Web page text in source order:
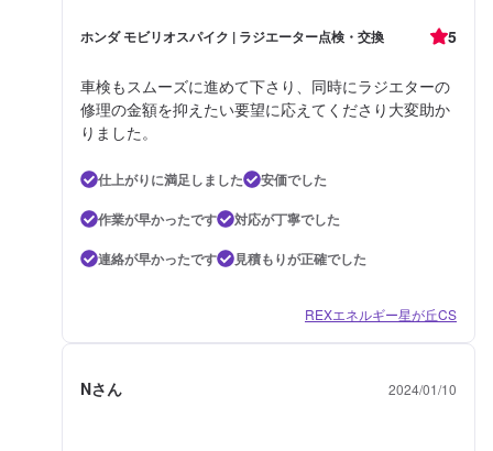
ホンダ モビリオスパイク | ラジエーター点検・交換 5
車検もスムーズに進めて下さり、同時にラジエターの
修理の金額を抑えたい要望に応えてくださり大変助か
りました。
仕上がりに満足しました
安価でした
作業が早かったです
対応が丁寧でした
連絡が早かったです
見積もりが正確でした
REXエネルギー星が丘CS
Nさん 2024/01/10